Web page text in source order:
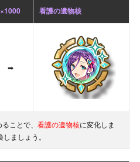
×1000 看護の遺物核
➡
ことで、 看護の遺物核に変化しま
ましょう。